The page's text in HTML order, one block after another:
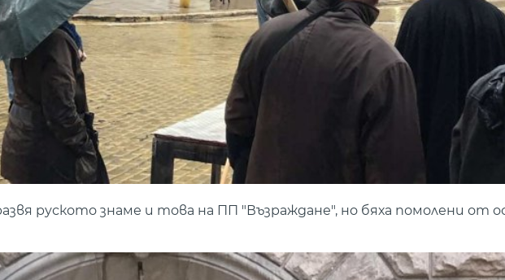
руското знаме и това на ПП "Възраждане", но бяха помолени от